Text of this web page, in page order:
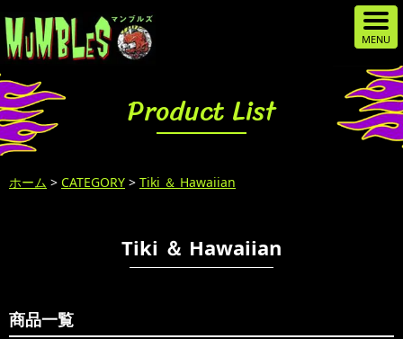
Product List
ホーム > CATEGORY > Tiki ＆ Hawaiian
Tiki ＆ Hawaiian
商品一覧